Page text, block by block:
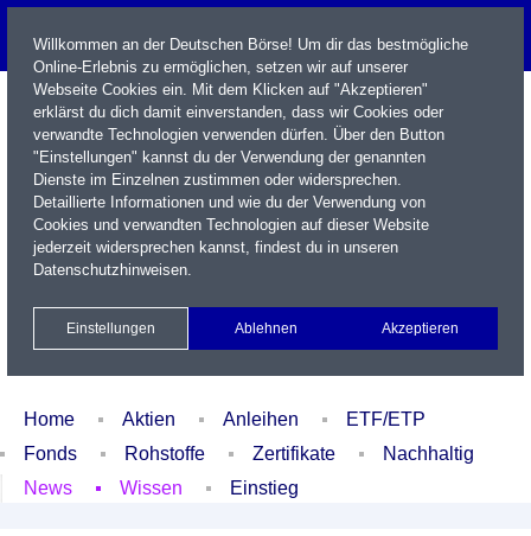
Name / WKN / ISIN / Kürzel
Xetra Realtime
Watchlist Portfolio Login
Home Aktien Anleihen
ETF/ETP
Fonds
Rohstoffe Zertifikate
Nachhaltig
News
Wissen Einstieg
Willkommen an der Deutschen Börse! Um dir das bestmögliche
Online-Erlebnis zu ermöglichen, setzen wir auf unserer
Webseite Cookies ein. Mit dem Klicken auf "Akzeptieren"
erklärst du dich damit einverstanden, dass wir Cookies oder
verwandte Technologien verwenden dürfen. Über den Button
"Einstellungen" kannst du der Verwendung der genannten
Dienste im Einzelnen zustimmen oder widersprechen.
Detaillierte Informationen und wie du der Verwendung von
Cookies und verwandten Technologien auf dieser Website
jederzeit widersprechen kannst, findest du in unseren
Datenschutzhinweisen.
Einstellungen Ablehnen Akzeptieren